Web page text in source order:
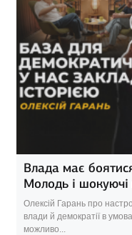
Влада має
Молодь і
Олексій Гарань про
влади й демократії в
можливо...